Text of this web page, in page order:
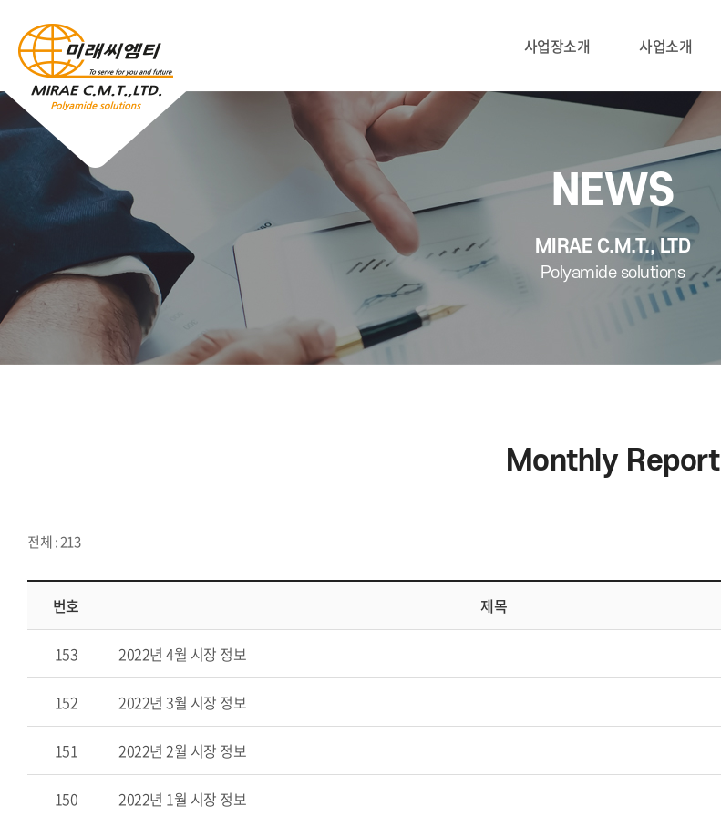
사업장소개 사업소개
NEWS
MIRAE C.M.T., LTD
Polyamide solutions
Monthly Report
전체 : 213
번호 제목
153 2022년 4월 시장 정보
152 2022년 3월 시장 정보
151 2022년 2월 시장 정보
150 2022년 1월 시장 정보